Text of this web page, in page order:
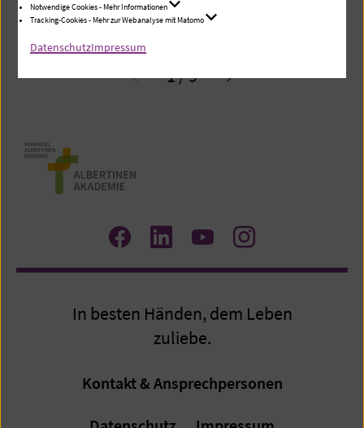
1 / 9
Zum
Facebook
Zum
LinkedIn
Zum
YouTube
Zum
Instagram
In besten Händen, dem Leben
zuliebe.
Kontakt & Ansprechpersonen
Notwendige Cookies - Mehr Informationen
Tracking-Cookies - Mehr zur Webanalyse mit Matomo
DatenschutzImpressum